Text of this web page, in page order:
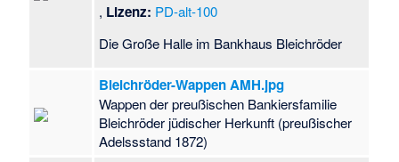
, Lizenz: PD-alt-100
Die Große Halle im Bankhaus Bleichröder
Bleichröder-Wappen AMH.jpg
Wappen der preußischen Bankiersfamilie
Bleichröder jüdischer Herkunft (preußischer
Adelssstand 1872)